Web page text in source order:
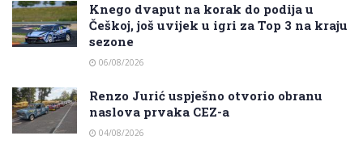
Knego dvaput na korak do podija u
Češkoj, još uvijek u igri za Top 3 na kraju
sezone
06/08/2026
Renzo Jurić uspješno otvorio obranu
naslova prvaka CEZ-a
04/08/2026